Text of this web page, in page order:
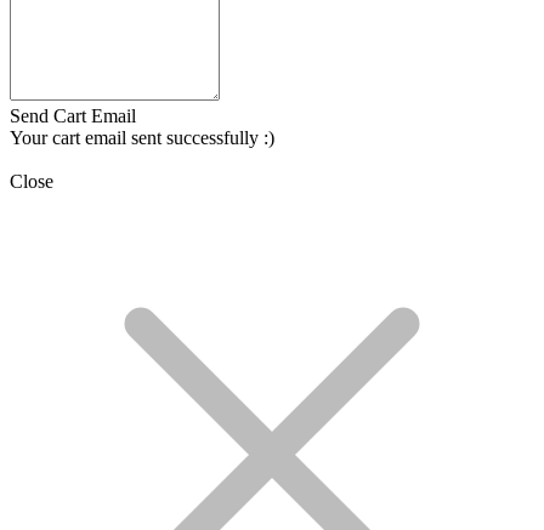
Send Cart Email
Your cart email sent successfully :)
Close